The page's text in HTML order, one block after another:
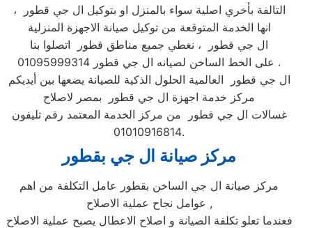
التالفة بأخري اصلية سواء بالمنزل او بتوكيل ال جي قطور ،
انها الخدمة المتوقعة من توكيل صيانة الاجهزة المنزلية
ال جي قطور ، نغطي جميع مناطق قطور اتصلوا بنا
على الخط الساخن لصيانه ال جي قطور 01095999314 .
ال جي قطور العالمية الحلول الذكية للصيانة يضعها بين أيديكم
مركز خدمة اجهزة ال جي قطور بمصر لاصلاح
غسالات ال جي قطور من مركز الخدمة المعتمد رقم تليفون
01010916814.
مركز صيانة ال جي بقطور
مركز صيانة ال جي الساخن بقطور عامل التكلفة من اهم
عوامل نجاح عملية الاصلاح ,
فعندما تعلو تكلفة الصيانة و اصلاح الاعطال يصبح عملية الاصلاح